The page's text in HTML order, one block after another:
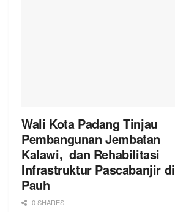
Wali Kota Padang Tinjau
Pembangunan Jembatan
Kalawi, dan Rehabilitasi
Infrastruktur Pascabanjir di
Pauh
0 SHARES